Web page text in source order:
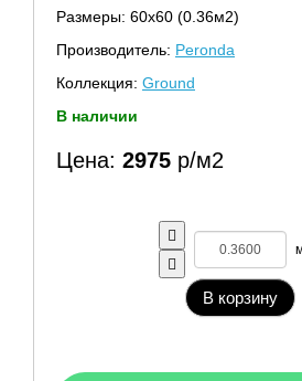
Размеры: 60х60 (0.36м2)
Производитель: Peronda
Коллекция: Ground
В наличии
Цена: 2975 р/м2
В корзину